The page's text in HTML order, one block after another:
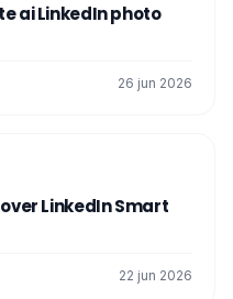
Maar doe uw
aan het einde van
ai LinkedIn photo
26 jun 2026
LinkedIn Smart
22 jun 2026